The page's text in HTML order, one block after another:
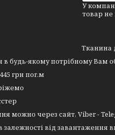
У
товар
Тканина
в будь-якому потрібному Вам
грн пог.м
можно через сайт, Viber -
залежності від завантаження